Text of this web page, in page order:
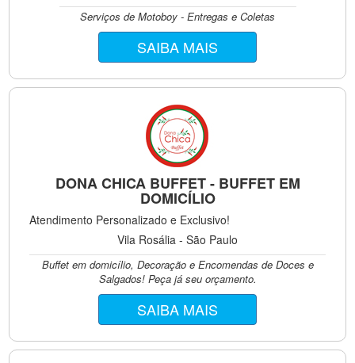
Serviços de Motoboy - Entregas e Coletas
SAIBA MAIS
DONA CHICA BUFFET - BUFFET EM
DOMICÍLIO
Atendimento Personalizado e Exclusivo!
Vila Rosália - São Paulo
Buffet em domicílio, Decoração e Encomendas de Doces e
Salgados! Peça já seu orçamento.
SAIBA MAIS